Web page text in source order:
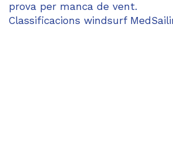
prova per manca de vent.
Classificacions windsurf